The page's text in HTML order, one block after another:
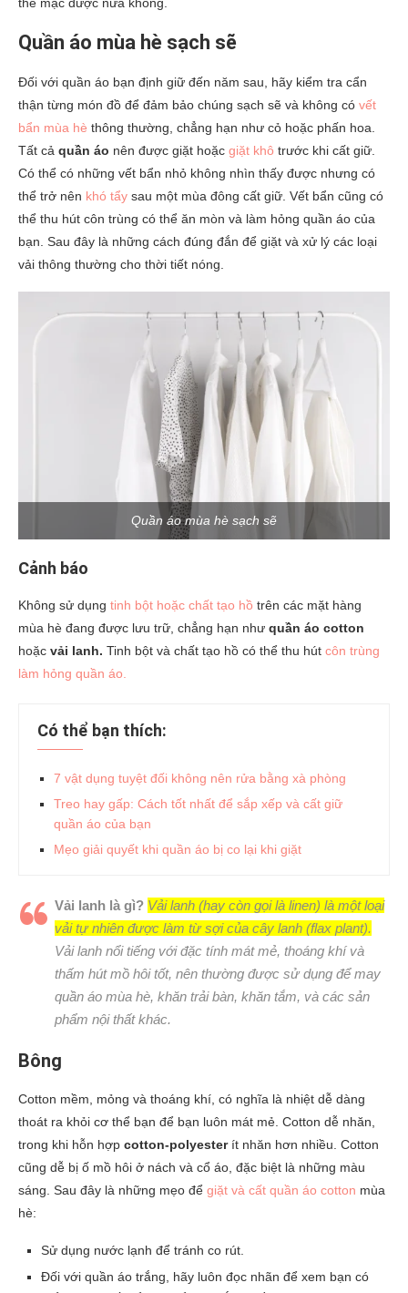
Quần áo mùa hè sạch sẽ
Đối với quần áo bạn định giữ đến năm sau, hãy kiểm tra cẩn
thận từng món đồ để đảm bảo chúng sạch sẽ và không có vết
bẩn mùa hè thông thường, chẳng hạn như cỏ hoặc phấn hoa.
Tất cả quần áo nên được giặt hoặc giặt khô trước khi cất giữ.
Có thể có những vết bẩn nhỏ không nhìn thấy được nhưng có
thể trở nên khó tẩy sau một mùa đông cất giữ. Vết bẩn cũng có
thể thu hút côn trùng có thể ăn mòn và làm hỏng quần áo của
bạn. Sau đây là những cách đúng đắn để giặt và xử lý các loại
vải thông thường cho thời tiết nóng.
Quần áo mùa hè sạch sẽ
Cảnh báo
Không sử dụng tinh bột hoặc chất tạo hồ trên các mặt hàng
mùa hè đang được lưu trữ, chẳng hạn như quần áo cotton
hoặc vải lanh. Tinh bột và chất tạo hồ có thể thu hút côn trùng
làm hỏng quần áo.
Có thể bạn thích:
7 vật dụng tuyệt đối không nên rửa bằng xà phòng
Treo hay gấp: Cách tốt nhất để sắp xếp và cất giữ
quần áo của bạn
Mẹo giải quyết khi quần áo bị co lại khi giặt
Vải lanh là gì? Vải lanh (hay còn gọi là linen) là một loại
vải tự nhiên được làm từ sợi của cây lanh (flax plant).
Vải lanh nổi tiếng với đặc tính mát mẻ, thoáng khí và
thấm hút mồ hôi tốt, nên thường được sử dụng để may
quần áo mùa hè, khăn trải bàn, khăn tắm, và các sản
phẩm nội thất khác.
Bông
Cotton mềm, mỏng và thoáng khí, có nghĩa là nhiệt dễ dàng
thoát ra khỏi cơ thể bạn để bạn luôn mát mẻ. Cotton dễ nhăn,
trong khi hỗn hợp cotton-polyesterít nhăn hơn nhiều. Cotton
cũng dễ bị ố mồ hôi ở nách và cổ áo, đặc biệt là những màu
sáng. Sau đây là những mẹo để giặt và cất quần áo cotton mùa
hè:
Sử dụng nước lạnh để tránh co rút.
Đối với quần áo trắng, hãy luôn đọc nhãn để xem bạn có